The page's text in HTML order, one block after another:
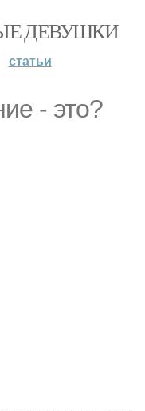
ДЕВУШКИ
статьи
- это?